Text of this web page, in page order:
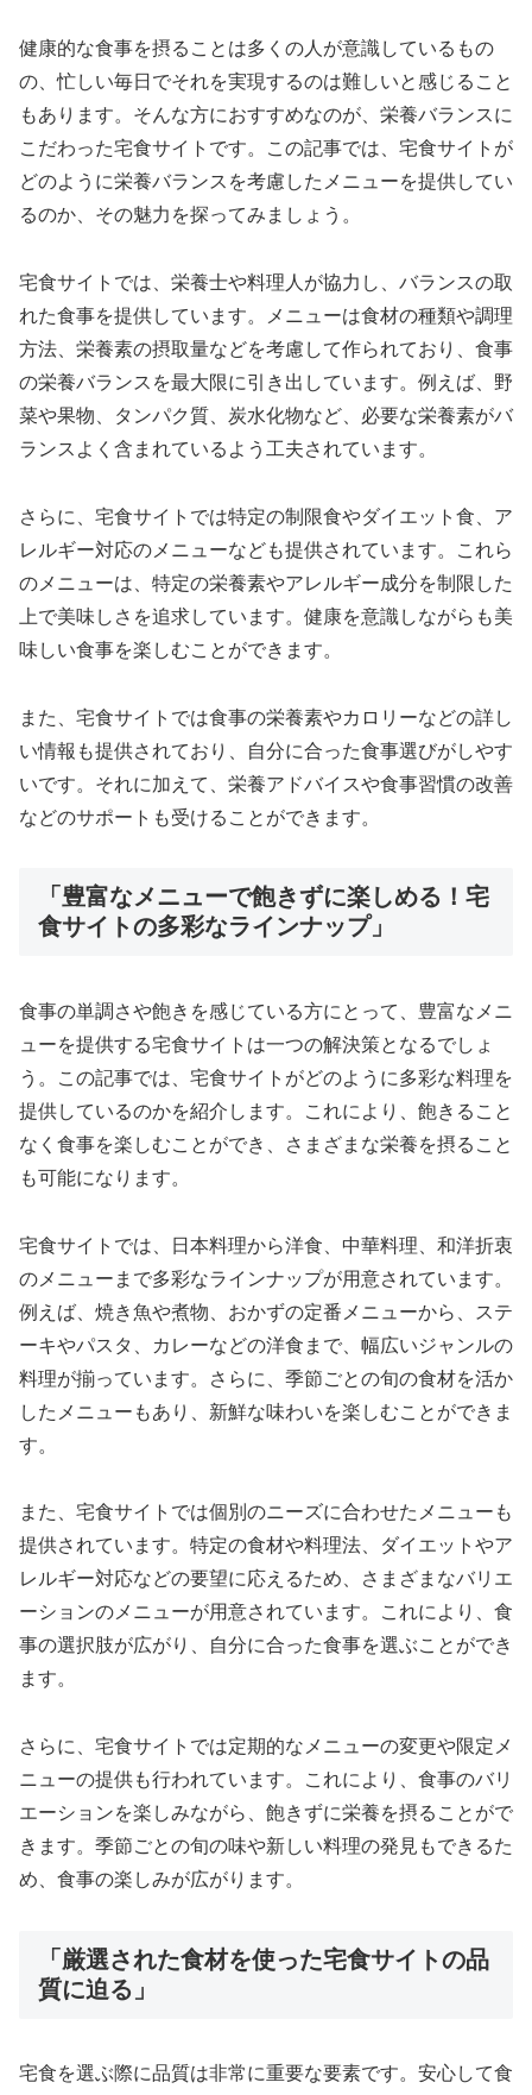
健康的な食事を摂ることは多くの人が意識しているもの
の、忙しい毎日でそれを実現するのは難しいと感じること
もあります。そんな方におすすめなのが、栄養バランスに
こだわった宅食サイトです。この記事では、宅食サイトが
どのように栄養バランスを考慮したメニューを提供してい
るのか、その魅力を探ってみましょう。
宅食サイトでは、栄養士や料理人が協力し、バランスの取
れた食事を提供しています。メニューは食材の種類や調理
方法、栄養素の摂取量などを考慮して作られており、食事
の栄養バランスを最大限に引き出しています。例えば、野
菜や果物、タンパク質、炭水化物など、必要な栄養素がバ
ランスよく含まれているよう工夫されています。
さらに、宅食サイトでは特定の制限食やダイエット食、ア
レルギー対応のメニューなども提供されています。これら
のメニューは、特定の栄養素やアレルギー成分を制限した
上で美味しさを追求しています。健康を意識しながらも美
味しい食事を楽しむことができます。
また、宅食サイトでは食事の栄養素やカロリーなどの詳し
い情報も提供されており、自分に合った食事選びがしやす
いです。それに加えて、栄養アドバイスや食事習慣の改善
などのサポートも受けることができます。
「豊富なメニューで飽きずに楽しめる！宅
食サイトの多彩なラインナップ」
食事の単調さや飽きを感じている方にとって、豊富なメニ
ューを提供する宅食サイトは一つの解決策となるでしょ
う。この記事では、宅食サイトがどのように多彩な料理を
提供しているのかを紹介します。これにより、飽きること
なく食事を楽しむことができ、さまざまな栄養を摂ること
も可能になります。
宅食サイトでは、日本料理から洋食、中華料理、和洋折衷
のメニューまで多彩なラインナップが用意されています。
例えば、焼き魚や煮物、おかずの定番メニューから、ステ
ーキやパスタ、カレーなどの洋食まで、幅広いジャンルの
料理が揃っています。さらに、季節ごとの旬の食材を活か
したメニューもあり、新鮮な味わいを楽しむことができま
す。
また、宅食サイトでは個別のニーズに合わせたメニューも
提供されています。特定の食材や料理法、ダイエットやア
レルギー対応などの要望に応えるため、さまざまなバリエ
ーションのメニューが用意されています。これにより、食
事の選択肢が広がり、自分に合った食事を選ぶことができ
ます。
さらに、宅食サイトでは定期的なメニューの変更や限定メ
ニューの提供も行われています。これにより、食事のバリ
エーションを楽しみながら、飽きずに栄養を摂ることがで
きます。季節ごとの旬の味や新しい料理の発見もできるた
め、食事の楽しみが広がります。
「厳選された食材を使った宅食サイトの品
質に迫る」
宅食を選ぶ際に品質は非常に重要な要素です。安心して食